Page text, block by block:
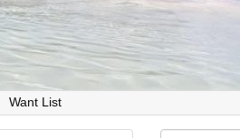
Want List